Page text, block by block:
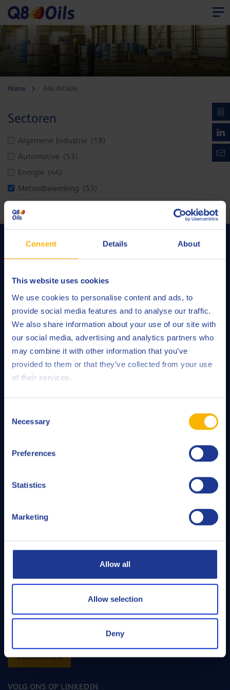
Consent Details About
This website uses cookies
We use cookies to personalise content and ads, to
provide social media features and to analyse our traffic.
We also share information about your use of our site with
our social media, advertising and analytics partners who
may combine it with other information that you’ve
provided to them or that they’ve collected from your use
of their services.
Selection
Necessary
Preferences
Statistics
Marketing
Allow all
Allow selection
Deny
Home Alle Artikels
Sectoren
Algemene Industrie (18)
Automotive (53)
Energie (44)
Metaalbewerking (53)
Overig Nieuws (21)
onze eigen R&D laboratoria en state-of-the-art mengfabrieken, bieden
wij producten op maat van de klant, die beantwoorden aan de noden
van elke toepassing.
SECTOR
Energie
Metaalbewerking
Automotive
Algemene Industrie
MEER ONTDEKKEN
Overig nieuws
CONTACTEER ONZE EXPERTS
E-mail
SCHRIJF JE IN VOOR ONZE NIEUWSBRIEF
En ontvang een maandelijkse update over de smeermiddelenindustrie
INSCHRIJVEN
VOLG ONS OP LINKEDIN